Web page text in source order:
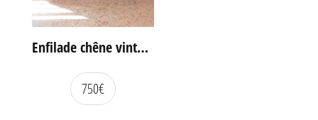
Enfilade chêne vintage portes coulissantes
750€